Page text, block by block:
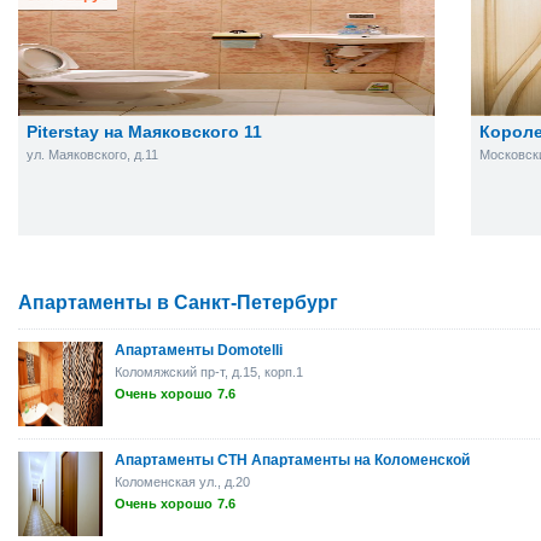
Piterstay на Маяковского 11
ул. Маяковского, д.11
Апартаменты в Санкт-Петербург
Апартаменты Domotelli
Коломяжский пр-т, д.15, корп.1
Очень хорошо 7.6
Апартаменты СТН Апартаменты на Коломенской
Коломенская ул., д.20
Очень хорошо 7.6